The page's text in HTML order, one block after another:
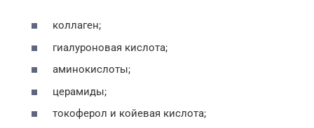
коллаген;
гиалуроновая кислота;
аминокислоты;
церамиды;
токоферол и койевая кислота;